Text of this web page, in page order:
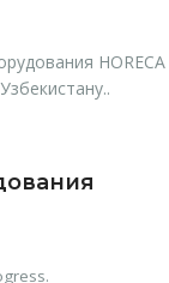
HORECA